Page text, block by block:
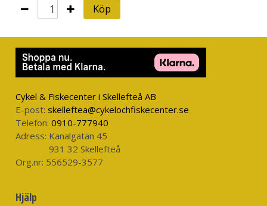
Köp
Cykel & Fiskecenter i Skellefteå AB
E-post: skelleftea@cykelochfiskecenter.se
Telefon: 0910-777940
Adress: Kanalgatan 45
931 32 Skellefteå
Org.nr: 556529-3577
Hjälp